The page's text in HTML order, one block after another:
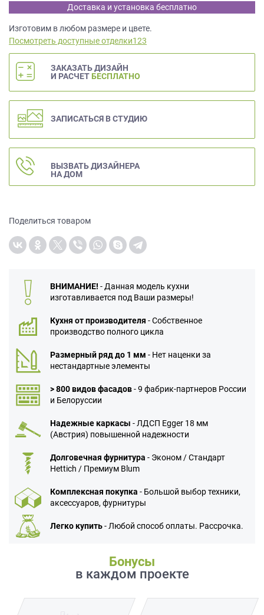
Доставка и установка бесплатно
Изготовим в любом размере и цвете.
Посмотреть доступные отделки123
ЗАКАЗАТЬ ДИЗАЙН
И РАСЧЕТ БЕСПЛАТНО
ЗАПИСАТЬСЯ В СТУДИЮ
ВЫЗВАТЬ ДИЗАЙНЕРА
НА ДОМ
Поделиться товаром
ВНИМАНИЕ! - Данная модель кухни
изготавливается под Ваши размеры!
Кухня от производителя - Собственное
производство полного цикла
Размерный ряд до 1 мм - Нет наценки за
нестандартные элементы
> 800 видов фасадов- 9 фабрик-партнеров России
и Белоруссии
Надежные каркасы - ЛДСП Egger 18 мм
(Австрия) повышенной надежности
Долговечная фурнитура - Эконом / Стандарт
Hettich / Премиум Blum
Комплексная покупка - Большой выбор техники,
аксессуаров, фурнитуры
Легко купить- Любой способ оплаты. Рассрочка.
Бонусы
в каждом проекте
данных.